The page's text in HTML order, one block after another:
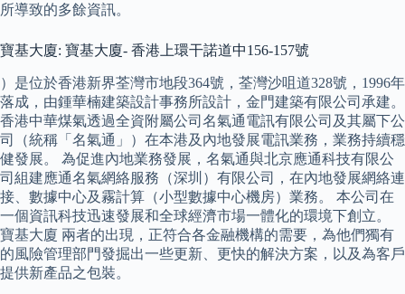
所導致的多餘資訊。
寶基大廈: 寶基大廈- 香港上環干諾道中156-157號
）是位於香港新界荃灣市地段364號，荃灣沙咀道328號，1996年
落成，由鍾華楠建築設計事務所設計，金門建築有限公司承建。
香港中華煤氣透過全資附屬公司名氣通電訊有限公司及其屬下公
司（統稱「名氣通」）在本港及內地發展電訊業務，業務持續穩
健發展。 為促進內地業務發展，名氣通與北京應通科技有限公
司組建應通名氣網絡服務（深圳）有限公司，在內地發展網絡連
接、數據中心及霧計算（小型數據中心機房）業務。 本公司在
一個資訊科技迅速發展和全球經濟市場一體化的環境下創立。
寶基大廈 兩者的出現，正符合各金融機構的需要，為他們獨有
的風險管理部門發掘出一些更新、更快的解決方案，以及為客戶
提供新產品之包裝。